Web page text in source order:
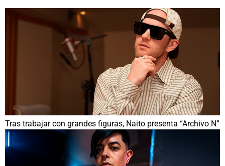
Tras trabajar con grandes figuras, Naito presenta “Archivo N”